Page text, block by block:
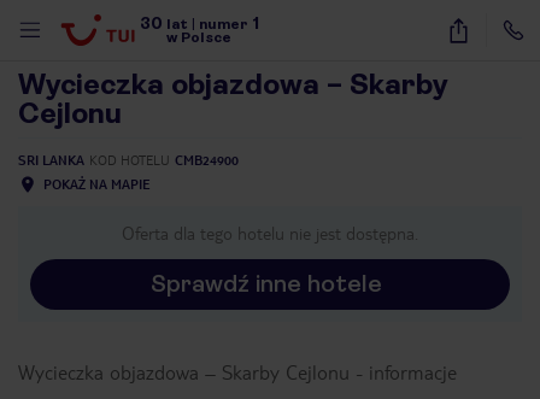
30 lat numer 1
w Polsce
7
Wycieczka objazdowa – Skarby
Cejlonu
SRI LANKA KOD HOTELU CMB24900
POKAŻ NA MAPIE
Oferta dla tego hotelu nie jest dostępna.
Sprawdź inne hotele
Wycieczka objazdowa – Skarby Cejlonu - informacje